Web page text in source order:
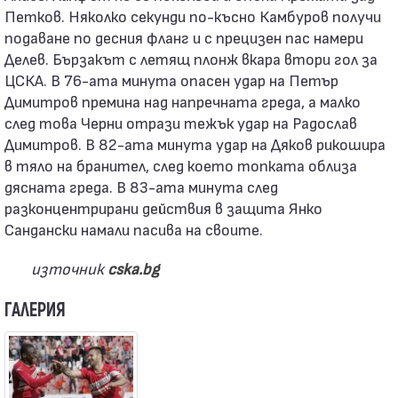
Петков. Няколко секунди по-късно Камбуров получи
подаване по десния фланг и с прецизен пас намери
Делев. Бързакът с летящ плонж вкара втори гол за
ЦСКА. В 76-ата минута опасен удар на Петър
Димитров премина над напречната греда, а малко
след това Черни отрази тежък удар на Радослав
Димитров. В 82-ата минута удар на Дяков рикошира
в тяло на бранител, след което топката облиза
дясната греда. В 83-ата минута след
разконцентрирани действия в защита Янко
Сандански намали пасива на своите.
източникcska.bg
ГАЛЕРИЯ